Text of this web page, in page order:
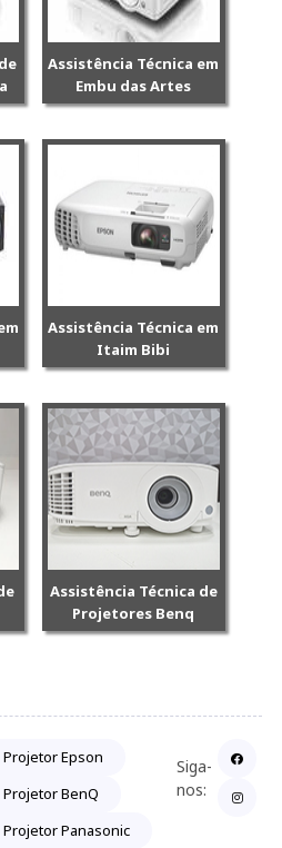
Assistência Técnica em
Embu das Artes
Assistência Técnica em
Itaim Bibi
Assistência Técnica de
Projetores Benq
Epson
BenQ
Panasonic
Siga-
nos: